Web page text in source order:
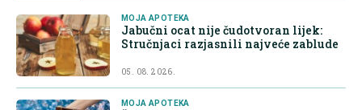
MOJA APOTEKA
Jabučni ocat nije čudotvoran lijek:
Stručnjaci razjasnili najveće zablude
05. 08. 2026.
MOJA APOTEKA